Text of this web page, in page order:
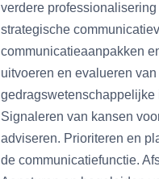
verdere
strategische
communicatieaanpakken
uitvoeren en evalueren
gedragswetenschappelijke
Signaleren van kansen
adviseren. Prioriteren en
de communicatiefunctie.